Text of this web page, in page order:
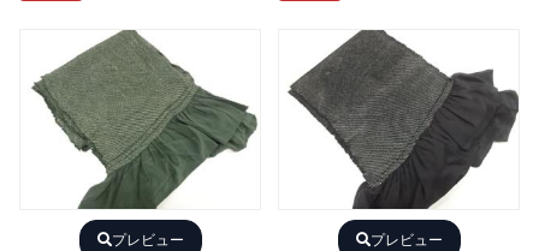
プレビュー プレビュー